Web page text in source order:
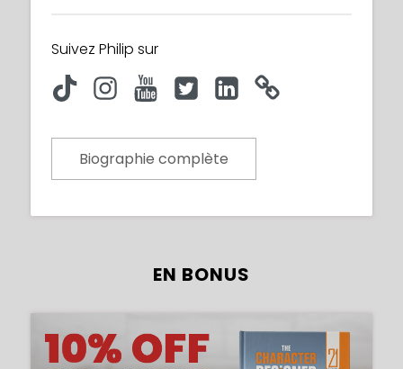
Suivez Philip sur
Biographie complète
EN BONUS